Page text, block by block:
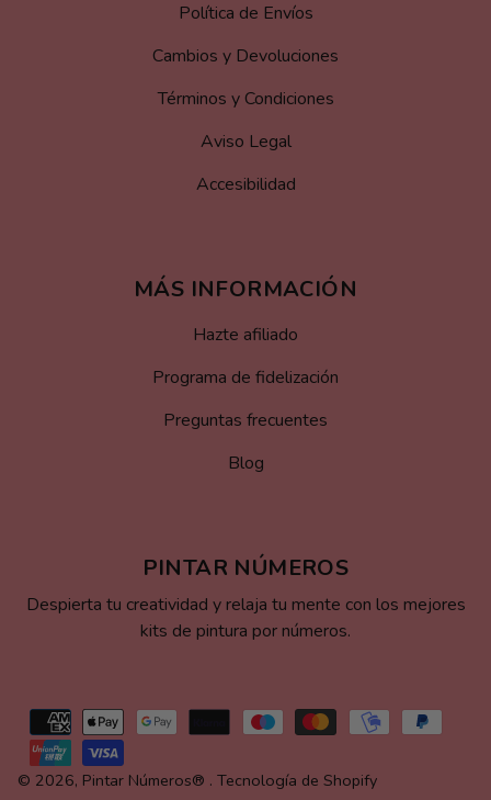
Política de Envíos
Cambios y Devoluciones
Términos y Condiciones
Aviso Legal
Accesibilidad
MÁS INFORMACIÓN
Hazte afiliado
Programa de fidelización
Preguntas frecuentes
Blog
PINTAR NÚMEROS
Despierta tu creatividad y relaja tu mente con los mejores
kits de pintura por números.
Formas
de
pago
© 2026, Pintar Números® . Tecnología de Shopify